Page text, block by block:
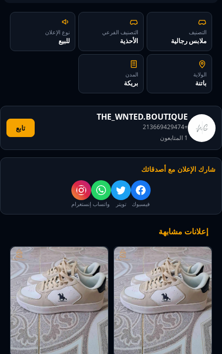
التصنيف
ملابس رجالية
التصنيف الفرعي
الأحذية
نوع الإعلان
للبيع
الولاية
باتنة
المدن
بريكة
THE_WNTED.BOUTIQUE
+213669429474
1 المتابعون
تابع
شارك الإعلان مع أصدقائك
فيسبوك تويتر واتساب إنستغرام
إعلانات مشابهة